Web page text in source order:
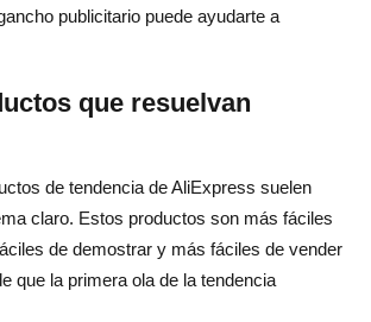
publicitario puede ayudarte a
que resuelvan
de tendencia de AliExpress suelen
claro. Estos productos son más fáciles
de demostrar y más fáciles de vender
que la primera ola de la tendencia